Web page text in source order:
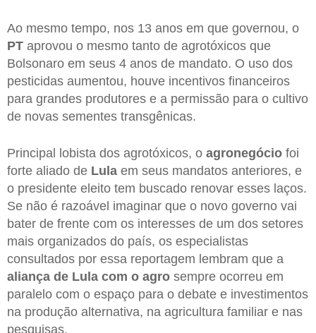
Ao mesmo tempo, nos 13 anos em que governou, o
PT aprovou o mesmo tanto de agrotóxicos que
Bolsonaro em seus 4 anos de mandato. O uso dos
pesticidas aumentou, houve incentivos financeiros
para grandes produtores e a permissão para o cultivo
de novas sementes transgênicas.
Principal lobista dos agrotóxicos, o agronegócio foi
forte aliado de Lula em seus mandatos anteriores, e
o presidente eleito tem buscado renovar esses laços.
Se não é razoável imaginar que o novo governo vai
bater de frente com os interesses de um dos setores
mais organizados do país, os especialistas
consultados por essa reportagem lembram que a
aliança de Lula com o agro sempre ocorreu em
paralelo com o espaço para o debate e investimentos
na produção alternativa, na agricultura familiar e nas
pesquisas.